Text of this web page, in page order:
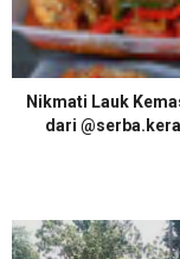
Nikmati Lauk
dari